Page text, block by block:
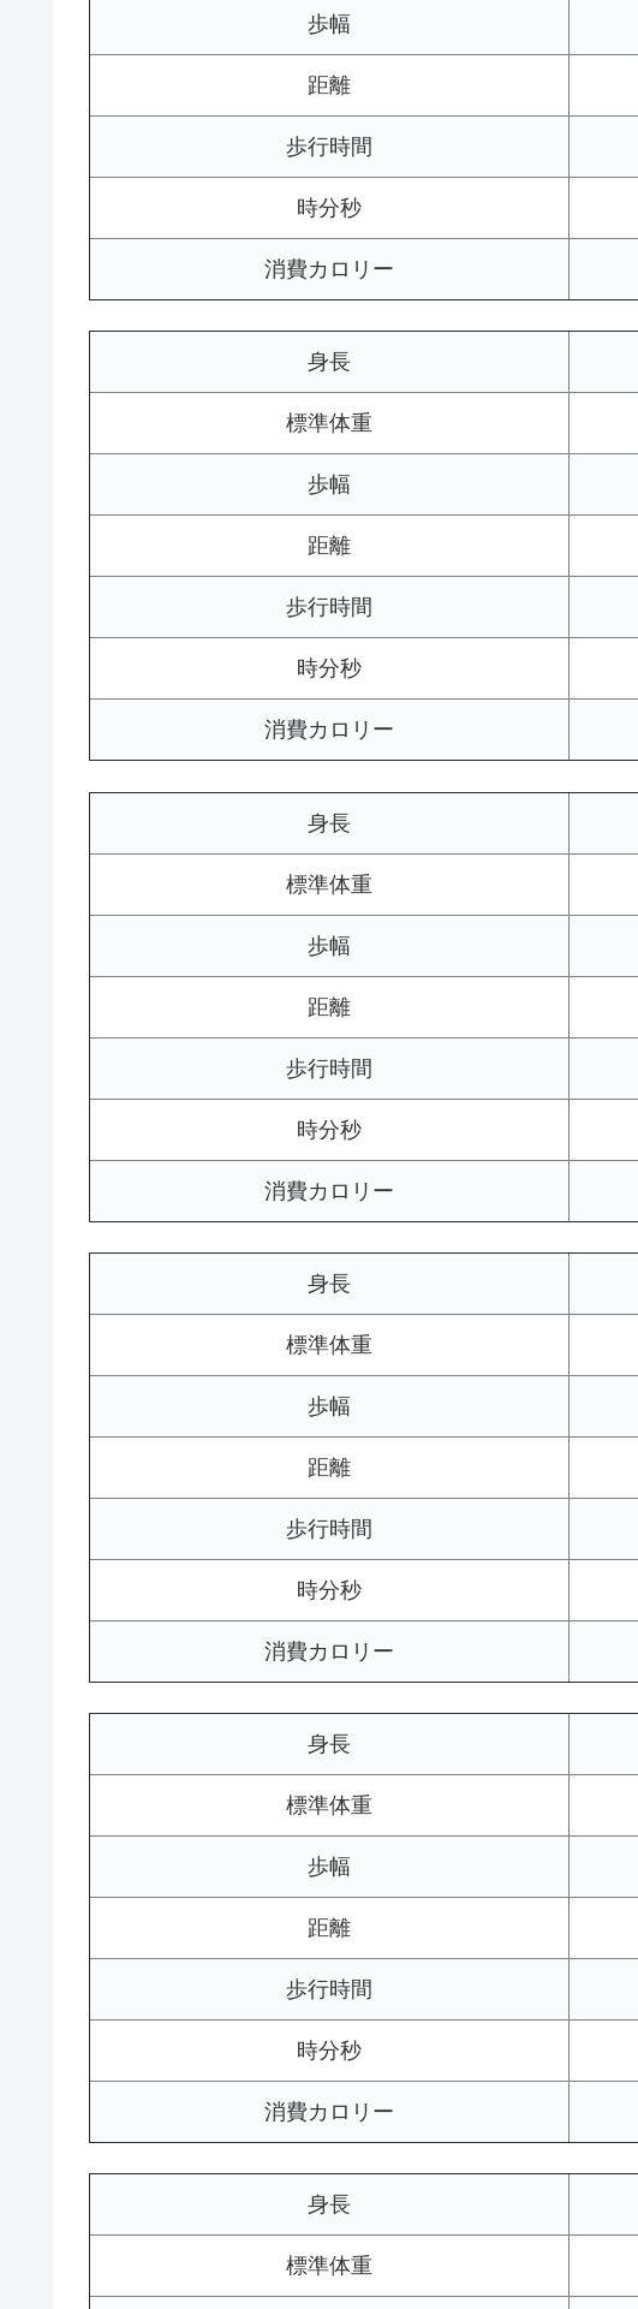
歩幅
距離
歩行時間
時分秒
消費カロリー
身長
標準体重
歩幅
距離
歩行時間
時分秒
消費カロリー
身長
標準体重
歩幅
距離
歩行時間
時分秒
消費カロリー
身長
標準体重
歩幅
距離
歩行時間
時分秒
消費カロリー
身長
標準体重
歩幅
距離
歩行時間
時分秒
消費カロリー
身長
標準体重